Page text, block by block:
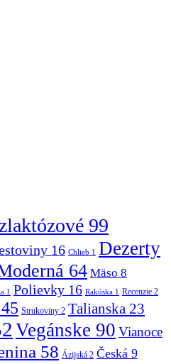
99
16 Chlieb 1
Dezerty
64 Mäso 8
1 Polievky 16 Rakúska 1 Recenzie 2
45 Strukoviny 2 Talianska 23
Vegánske 90 Vianoce
58 Ázijská 2 Česká 9